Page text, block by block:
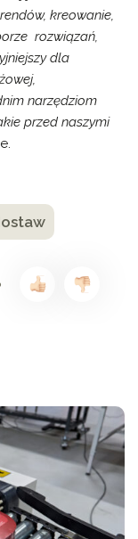
kreowanie,
rozwiązań,
dla
narzędziom
przed naszymi